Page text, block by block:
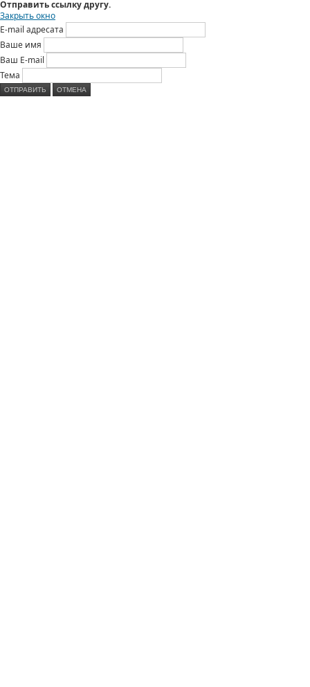
Отправить ссылку другу.
Закрыть окно
E-mail адресата
Ваше имя
Ваш E-mail
Тема
ОТПРАВИТЬ ОТМЕНА